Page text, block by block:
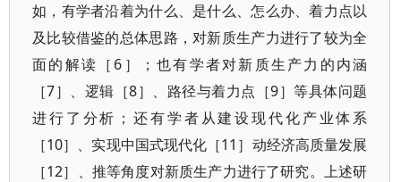
如，有学者沿着为什么、是什么、怎么办、着力点以
及比较借鉴的总体思路，对新质生产力进行了较为全
面的解读［6］；也有学者对新质生产力的内涵
［7］、逻辑［8］、路径与着力点［9］等具体问题
进行了分析；还有学者从建设现代化产业体系
［10］、实现中国式现代化［11］动经济高质量发展
［12］、推等角度对新质生产力进行了研究。上述研